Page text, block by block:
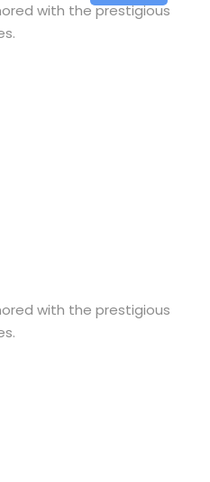
with the prestigious
with the prestigious